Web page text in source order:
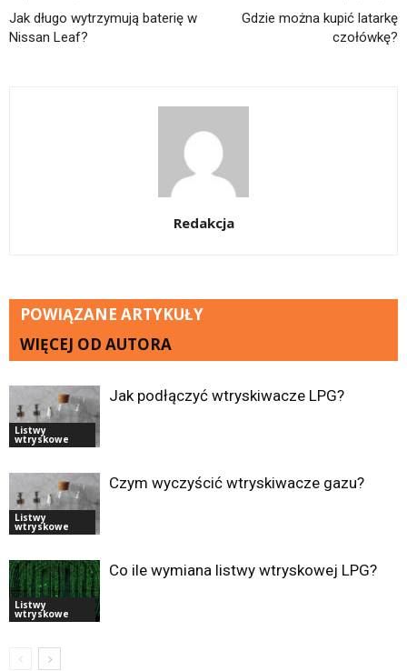
Jak długo wytrzymują baterię w
Nissan Leaf?
Gdzie można kupić latarkę
czołówkę?
Redakcja
POWIĄZANE ARTYKUŁY
WIĘCEJ OD AUTORA
Listwy
wtryskowe
Jak podłączyć wtryskiwacze LPG?
Listwy
wtryskowe
Czym wyczyścić wtryskiwacze gazu?
Listwy
wtryskowe
Co ile wymiana listwy wtryskowej LPG?